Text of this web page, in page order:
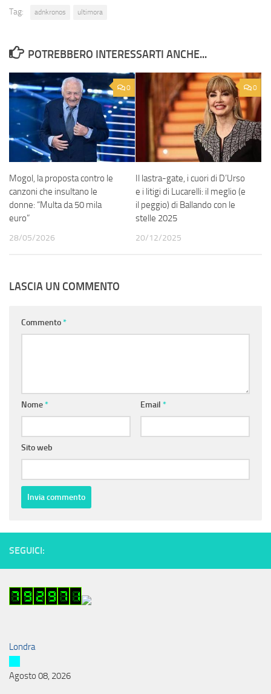
Tag: adnkronos ultimora
POTREBBERO INTERESSARTI ANCHE...
0
Mogol, la proposta contro le
canzoni che insultano le
donne: “Multa da 50 mila
euro”
28/05/2026
0
Il lastra-gate, i cuori di D’Urso
e i litigi di Lucarelli: il meglio (e
il peggio) di Ballando con le
stelle 2025
20/12/2025
LASCIA UN COMMENTO
Commento*
Nome* Email *
Sito web
SEGUICI:
Londra
Agosto 08, 2026